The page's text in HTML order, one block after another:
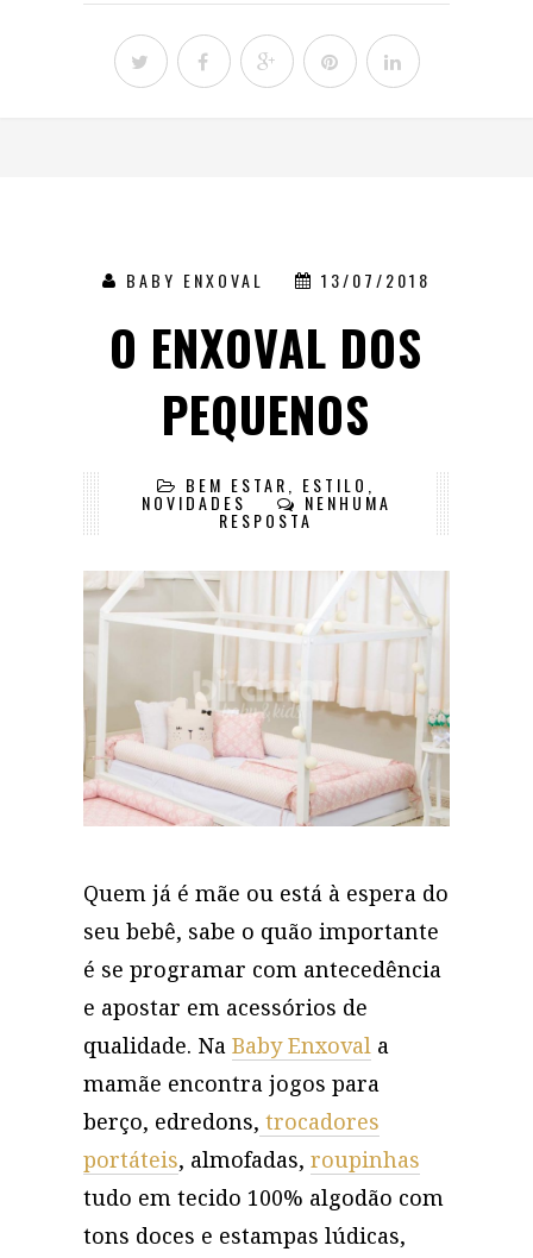
BABY ENXOVAL 13/07/2018
O ENXOVAL DOS
PEQUENOS
BEM ESTAR ESTILO
NOVIDADES NENHUMA
RESPOSTA
Quem já é mãe ou está à espera do
seu bebê, sabe o quão importante
é se programar com antecedência
e apostar em acessórios de
qualidade. Na Baby Enxoval a
mamãe encontra jogos para
berço, edredons, trocadores
portáteis, almofadas, roupinhas
tudo em tecido 100% algodão com
tons doces e estampas lúdicas,